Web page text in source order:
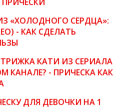
«ХОЛОДНОГО СЕРДЦА»:
- КАК СДЕЛАТЬ
КАТИ ИЗ СЕРИАЛА
КАНАЛЕ? - ПРИЧЕСКА КАК
ДЛЯ ДЕВОЧКИ НА 1